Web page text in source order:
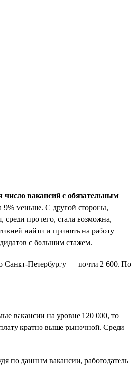
число вакансий с обязательным
9% меньше. С другой стороны,
прочего, стала возможна,
найти и принять на работу
с большим стажем.
Санкт-Петербургу — почти 2 600. По
вакансии на уровне 120 000, то
кратно выше рыночной. Среди
по данным вакансии, работодатель